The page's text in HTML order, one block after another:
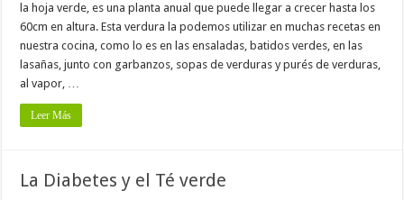
la hoja verde, es una planta anual que puede llegar a crecer hasta los
60cm en altura. Esta verdura la podemos utilizar en muchas recetas en
nuestra cocina, como lo es en las ensaladas, batidos verdes, en las
lasañas, junto con garbanzos, sopas de verduras y purés de verduras,
al vapor, …
Leer Más
La Diabetes y el Té verde